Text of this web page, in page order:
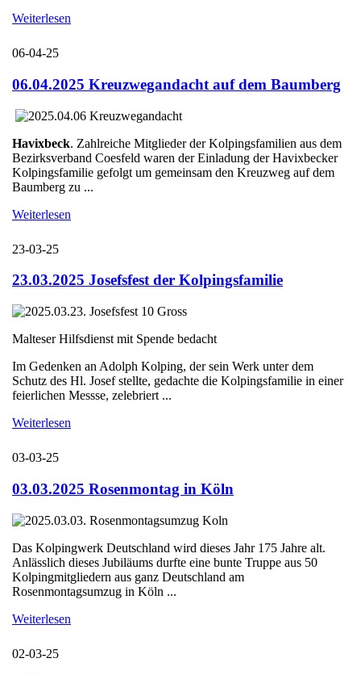
Weiterlesen
06-04-25
06.04.2025 Kreuzwegandacht auf dem Baumberg
Havixbeck. Zahlreiche Mitglieder der Kolpingsfamilien aus dem
Bezirksverband Coesfeld waren der Einladung der Havixbecker
Kolpingsfamilie gefolgt um gemeinsam den Kreuzweg auf dem
Baumberg zu ...
Weiterlesen
23-03-25
23.03.2025 Josefsfest der Kolpingsfamilie
Malteser Hilfsdienst mit Spende bedacht
Im Gedenken an Adolph Kolping, der sein Werk unter dem
Schutz des Hl. Josef stellte, gedachte die Kolpingsfamilie in einer
feierlichen Messse, zelebriert ...
Weiterlesen
03-03-25
03.03.2025 Rosenmontag in Köln
Das Kolpingwerk Deutschland wird dieses Jahr 175 Jahre alt.
Anlässlich dieses Jubiläums durfte eine bunte Truppe aus 50
Kolpingmitgliedern aus ganz Deutschland am
Rosenmontagsumzug in Köln ...
Weiterlesen
02-03-25